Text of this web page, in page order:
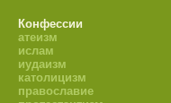
Конфессии
атеизм
ислам
иудаизм
католицизм
православие